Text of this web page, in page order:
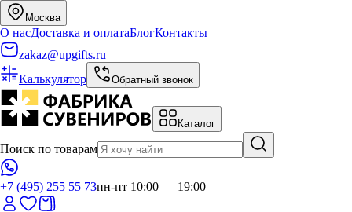
Москва
О насДоставка и оплатаБлогКонтакты
zakaz@upgifts.ru
Калькулятор
Обратный звонок
Каталог
Поиск по товарам
+7 (495) 255 55 73пн-пт 10:00 — 19:00